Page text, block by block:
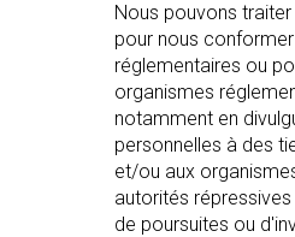
Nous pouvons
pour nous
réglementaires ou
organismes
notamment en
personnelles à des
et/ou aux
autorités
de poursuites ou